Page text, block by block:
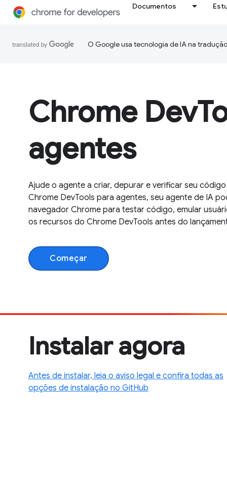
Documentos
O Google usa tecnologia de IA na
Chrome
agentes
Ajude o agente a criar, depurar e verificar seu
Chrome DevTools para agentes, seu agente de IA
navegador Chrome para testar código, emular
os recursos do Chrome DevTools antes do
Começar
Instalar agora
Antes de instalar, leia o aviso legal e confira todas as
opções de instalação no GitHub